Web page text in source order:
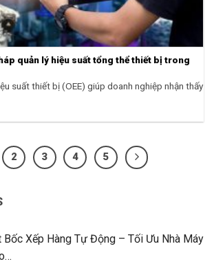
Bốc Xếp Hàng Tự Động – Tối Ưu Nhà Máy
quản lý hiệu suất tổng thể thiết bị trong
suất thiết bị (OEE) giúp doanh nghiệp nhận thấy
2 3 4 5